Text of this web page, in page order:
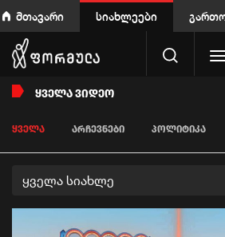
მთავარი სიახლეები
ᲧᲕᲔᲚᲐ ᲕᲘᲓᲔᲝ
ᲧᲕᲔᲚᲐ ᲐᲠᲩᲔᲕᲜᲔᲑᲘ ᲞᲝᲚᲘᲢᲘᲙᲐ
ყველა სიახლე